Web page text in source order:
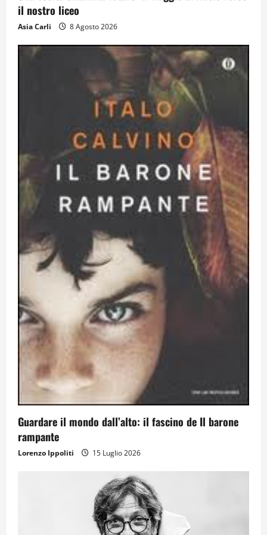
Dal sogno al crollo: come la Juventus ha
15 Luglio 2026
il nostro liceo
Asia Carli 8 Agosto 2026
Guardare il mondo dall’alto: il fascino de Il barone
rampante
Lorenzo Ippoliti 15 Luglio 2026